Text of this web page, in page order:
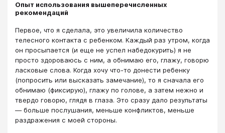
Опыт использования вышеперечисленных
рекомендаций
Первое, что я сделала, это увеличила количество
телесного контакта с ребенком. Каждый раз утром, когда
он просыпается (и еще не успел набедокурить) я не
просто здороваюсь с ним, а обнимаю его, глажу, говорю
ласковые слова. Когда хочу что-то донести ребенку
(попросить или высказать замечание), то я сначала его
обнимаю (фиксирую), глажу по голове, а затем нежно и
твердо говорю, глядя в глаза. Это сразу дало результаты
― больше послушания, меньше конфликтов, меньше
раздражения с моей стороны.